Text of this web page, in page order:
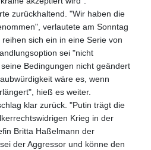
zurückhaltend. "Wir haben die
verlautete am Sonntag
sich ein in eine Serie von
sei "nicht
Bedingungen nicht geändert
wäre es, wenn
hieß es weiter.
klar zurück. "Putin trägt die
Krieg in der
Britta Haßelmann der
der Aggressor und könne den